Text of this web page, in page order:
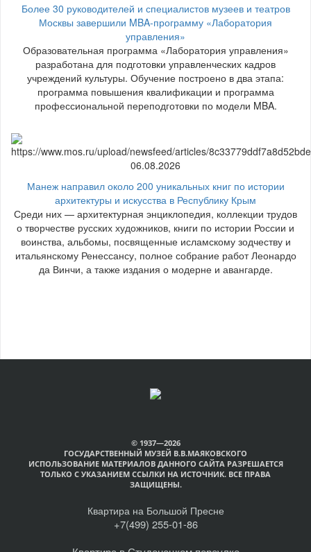
Более 30 руководителей и специалистов музеев и театров
Москвы завершили MBA-программу «Лаборатория
управления»
Образовательная программа «Лаборатория управления»
разработана для подготовки управленческих кадров
учреждений культуры. Обучение построено в два этапа:
программа повышения квалификации и программа
профессиональной переподготовки по модели MBA.
06.08.2026
Манеж направил около 200 уникальных книг по истории
архитектуры и искусства в Республику Крым
Среди них — архитектурная энциклопедия, коллекции трудов
о творчестве русских художников, книги по истории России и
воинства, альбомы, посвященные исламскому зодчеству и
итальянскому Ренессансу, полное собрание работ Леонардо
да Винчи, а также издания о модерне и авангарде.
© 1937—2026
ГОСУДАРСТВЕННЫЙ МУЗЕЙ В.В.МАЯКОВСКОГО
ИСПОЛЬЗОВАНИЕ МАТЕРИАЛОВ ДАННОГО САЙТА РАЗРЕШАЕТСЯ
ТОЛЬКО С УКАЗАНИЕМ ССЫЛКИ НА ИСТОЧНИК. ВСЕ ПРАВА
ЗАЩИЩЕНЫ.
Квартира на Большой Пресне
+7(499) 255-01-86